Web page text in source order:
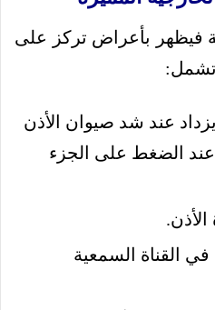
فيظهر بأعراض تركز على
عند شد صيوان الأذن
الضغط على الجزء
القناة السمعية